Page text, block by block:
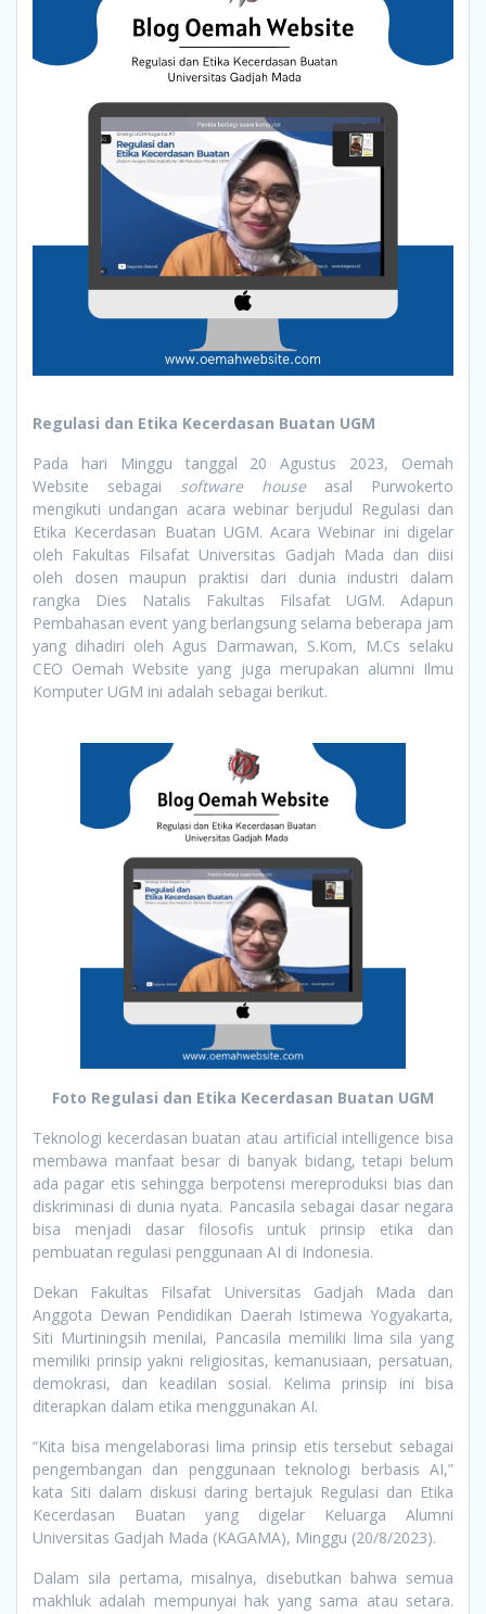
Regulasi dan Etika Kecerdasan Buatan UGM
Pada hari Minggu tanggal 20 Agustus 2023, Oemah
Website sebagai
software houseasal Purwokerto
mengikuti undangan acara webinar berjudul Regulasi dan
Etika Kecerdasan Buatan UGM. Acara Webinar ini digelar
oleh Fakultas Filsafat Universitas Gadjah Mada dan diisi
oleh dosen maupun praktisi dari dunia industri dalam
rangka Dies Natalis Fakultas Filsafat UGM. Adapun
Pembahasan event yang berlangsung selama beberapa jam
yang dihadiri oleh Agus Darmawan, S.Kom, M.Cs selaku
CEO Oemah Website yang juga merupakan alumni Ilmu
Komputer UGM ini adalah sebagai berikut.
Foto Regulasi dan Etika Kecerdasan Buatan UGM
Teknologi kecerdasan buatan atau artificial intelligence bisa
membawa manfaat besar di banyak bidang, tetapi belum
ada pagar etis sehingga berpotensi mereproduksi bias dan
diskriminasi di dunia nyata. Pancasila sebagai dasar negara
bisa menjadi dasar filosofis untuk prinsip etika dan
pembuatan regulasi penggunaan AI di Indonesia.
Dekan Fakultas Filsafat Universitas Gadjah Mada dan
Anggota Dewan Pendidikan Daerah Istimewa Yogyakarta,
Siti Murtiningsih menilai, Pancasila memiliki lima sila yang
memiliki prinsip yakni religiositas, kemanusiaan, persatuan,
demokrasi, dan keadilan sosial. Kelima prinsip ini bisa
diterapkan dalam etika menggunakan AI.
“Kita bisa mengelaborasi lima prinsip etis tersebut sebagai
pengembangan dan penggunaan teknologi berbasis AI,”
kata Siti dalam diskusi daring bertajuk Regulasi dan Etika
Kecerdasan Buatan yang digelar Keluarga Alumni
Universitas Gadjah Mada (KAGAMA), Minggu (20/8/2023).
Dalam sila pertama, misalnya, disebutkan bahwa semua
makhluk adalah mempunyai hak yang sama atau setara.